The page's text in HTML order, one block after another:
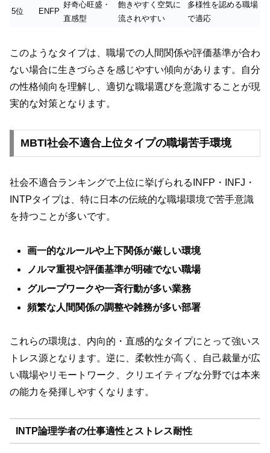
5位 ENFP
好奇心旺盛・
直感型
飽きやすく空気に
流されやすい
多様性を認める職場
で適応
このようなタイプは、職場での人間関係や評価基準が合わ
ない場合に生きづらさを感じやすい傾向があります。自分
の性格傾向を理解し、適切な職場選びを意識することが現
実的な対策となります。
MBTI社会不適合上位タイプの職場苦手環境
社会不適合ランキングで上位に挙げられるINFP・INFJ・
INTPタイプは、特に日本の伝統的な職場環境で苦手意識
を持つことが多いです。
画一的なルールや上下関係が厳しい環境
ノルマ重視や評価基準が明確でない職場
グループワークや一斉行動が多い業務
頻繁な人間関係の調整や雑務が多い部署
これらの環境は、内向的・直感的なタイプにとって強いス
トレス源となります。逆に、柔軟性が高く、自己裁量が広
い職場やリモートワーク、クリエイティブな分野では本来
の能力を発揮しやすくなります。
INTP論理学者の仕事適性とストレス耐性